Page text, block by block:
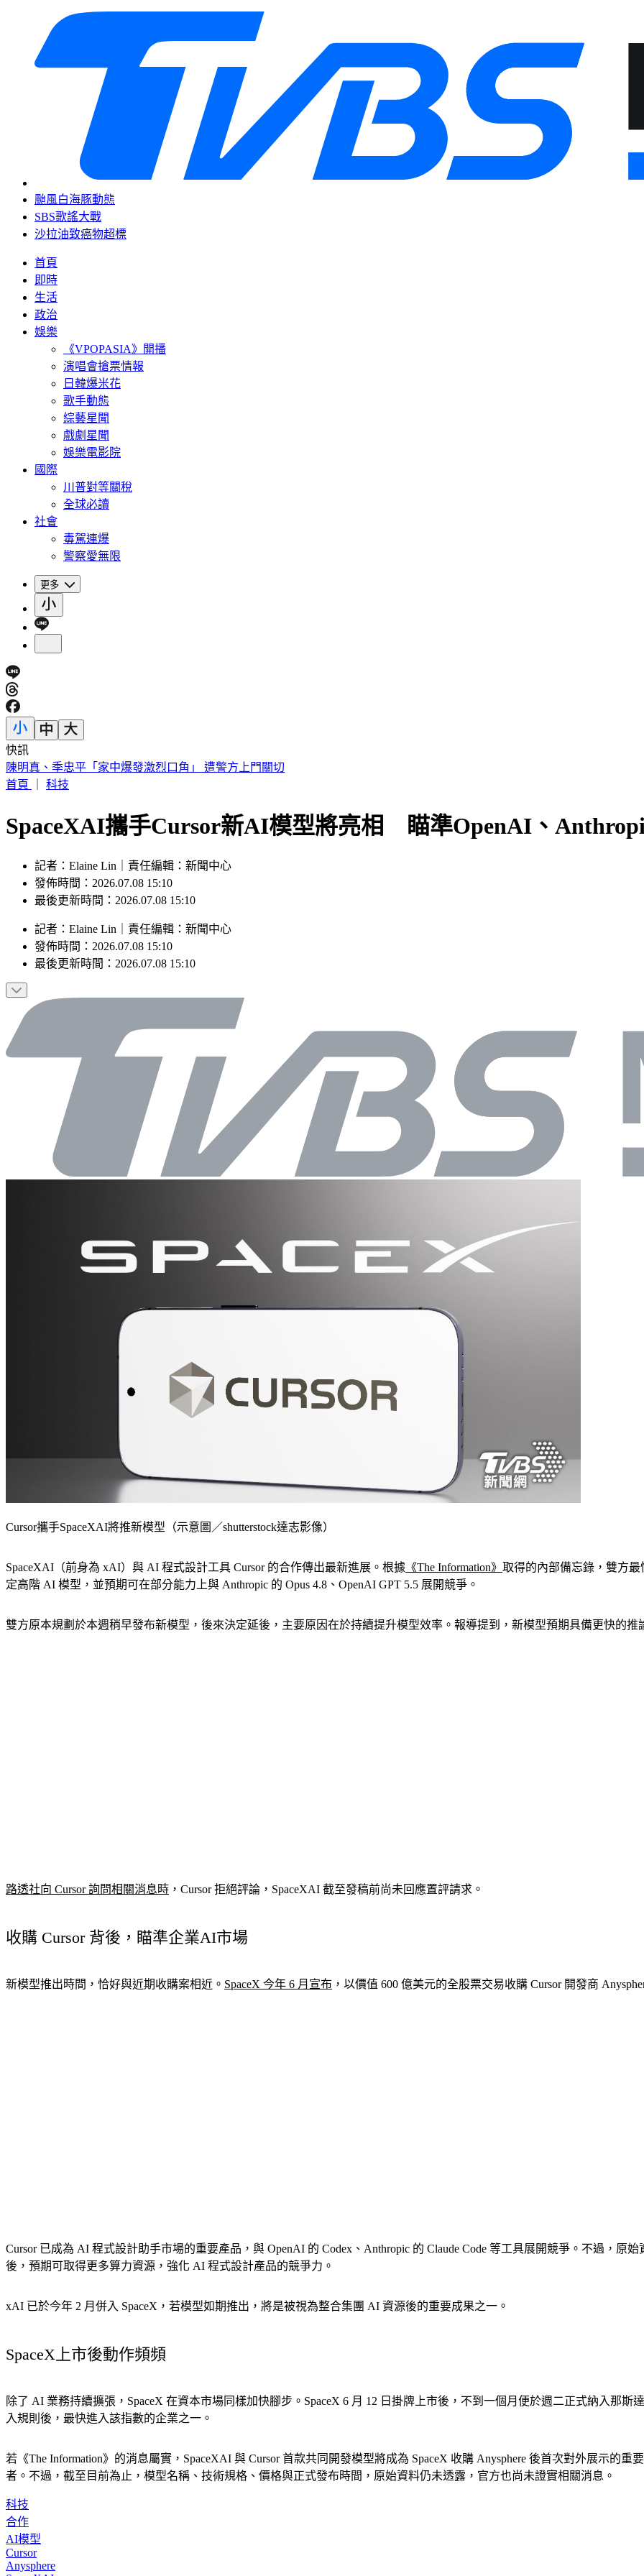
颱風白海豚動態
SBS歌謠大戰
沙拉油致癌物超標
首頁
即時
生活
政治
娛樂
《VPOPASIA》開播
演唱會搶票情報
日韓爆米花
歌手動態
綜藝星聞
戲劇星聞
娛樂電影院
國際
川普對等關稅
全球必讀
社會
毒駕連爆
警察愛無限
更多
快訊
瑪丹娜重要推手！大咖製作人「家中身亡」享壽69歲
首頁
科技
SpaceXAI攜手Cursor新AI模型將亮相 瞄準OpenAI、
記者：Elaine Lin｜責任編輯：新聞中心
發佈時間：2026.07.08 15:10
最後更新時間：2026.07.08 15:10
記者 ： Elaine Lin 責任編輯 ： 新聞中心
發佈時間： 2026.07.08 15:10
最後更新時間： 2026.07.08 15:10
Cursor攜手SpaceXAI將推新模型（示意圖／shutterstock達志影像）
SpaceXAI（前身為 xAI）與 AI 程式設計工具 Cursor 的合作傳出最新進展。根據 《The Information》 取得的內部備忘錄，雙方
定高階 AI 模型，並預期可在部分能力上與 Anthropic 的 Opus 4.8、OpenAI GPT 5.5 展開競爭。
雙方原本規劃於本週稍早發布新模型，後來決定延後，主要原因在於持續提升模型效率。報導提到，新模型預期具備更快的推
路透社向 Cursor 詢問相關消息時 ，Cursor 拒絕評論，SpaceXAI 截至發稿前尚未回應置評請求。
收購 Cursor 背後，瞄準企業AI市場
新模型推出時間，恰好與近期收購案相近。 SpaceX 今年 6 月宣布 ，以價值 600 億美元的全股票交易收購 Cursor 開發商
Cursor 已成為 AI 程式設計助手市場的重要產品，與 OpenAI 的 Codex、Anthropic 的 Claude Code 等工具展開競爭。不過，原
後，預期可取得更多算力資源，強化 AI 程式設計產品的競爭力。
xAI 已於今年 2 月併入 SpaceX，若模型如期推出，將是被視為整合集團 AI 資源後的重要成果之一。
SpaceX上市後動作頻頻
除了 AI 業務持續擴張，SpaceX 在資本市場同樣加快腳步。SpaceX 6 月 12 日掛牌上市後，不到一個月便於週二正式納入那斯
入規則後，最快進入該指數的企業之一。
若《The Information》的消息屬實，SpaceXAI 與 Cursor 首款共同開發模型將成為 SpaceX 收購 Anysphere 後首次對外展示的
者。不過，截至目前為止，模型名稱、技術規格、價格與正式發布時間，原始資料仍未透露，官方也尚未證實相關消息。
科技
合作
AI模型
Cursor
Anysphere